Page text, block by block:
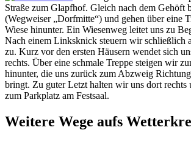
Straße zum Glapfhof. Gleich nach dem Gehöft
(Wegweiser „Dorfmitte“) und gehen über eine
Wiese hinunter. Ein Wiesenweg leitet uns zu
Nach einem Linksknick steuern wir schließlich
zu. Kurz vor den ersten Häusern wendet sich
rechts. Über eine schmale Treppe steigen wir
hinunter, die uns zurück zum Abzweig
bringt. Zu guter Letzt halten wir uns dort rechts
zum Parkplatz am Festsaal.
Weitere Wege aufs